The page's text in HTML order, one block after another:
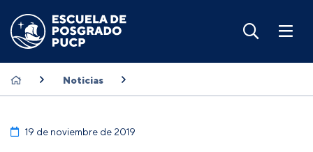
Noticias
19 de noviembre de 2019